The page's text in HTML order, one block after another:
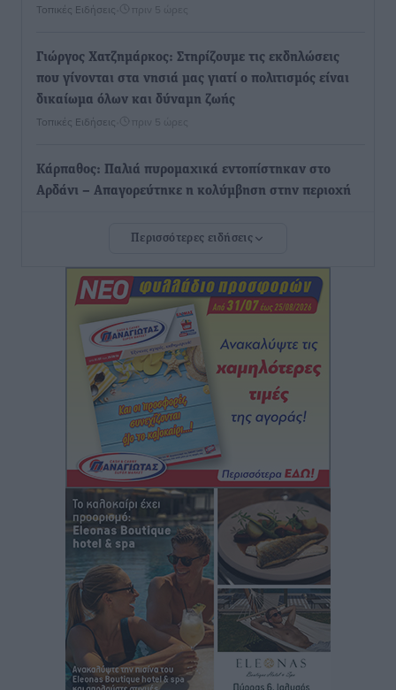
Τοπικές Ειδήσεις πριν 5 ώρες
Γιώργος Χατζημάρκος: Στηρίζουμε τις εκδηλώσεις
που γίνονται στα νησιά μας γιατί ο πολιτισμός είναι
δικαίωμα όλων και δύναμη ζωής
Τοπικές Ειδήσεις πριν 5 ώρες
Κάρπαθος: Παλιά πυρομαχικά εντοπίστηκαν στο
Αρδάνι – Απαγορεύτηκε η κολύμβηση στην περιοχή
εφησυχασμού» – Σε πλήρη ετοιμότητα ο μηχανισμός
Ειδήσεις• πριν 6 ώρες
Καιρός: Επιμένουν οι υψηλές θερμοκρασίες – Ισχυρά
μελτέμια έως 9 μποφόρ, σε «Red Code» 6 περιοχές
Τοπικές Ειδήσεις πριν 7 ώρες
Τα φοιτητικά ενοίκια «τινάζουν στον αέρα» τους
οικογενειακούς προϋπολογισμούς
Ειδήσεις• πριν 7 ώρες
Δύο νέοι ξενώνες παραδόθηκαν στις Ένοπλες
Δυνάμεις στη νήσο Ρω
Τοπικές Ειδήσεις• πριν 7 ώρες
Συνεχίζεται η έξοδος του Αυγούστου – Πάνω από
34.000 αναχωρούν σήμερα μόνο από τον Πειραιά
Ειδήσεις• πριν 8 ώρες
Περισσότερες ειδήσεις